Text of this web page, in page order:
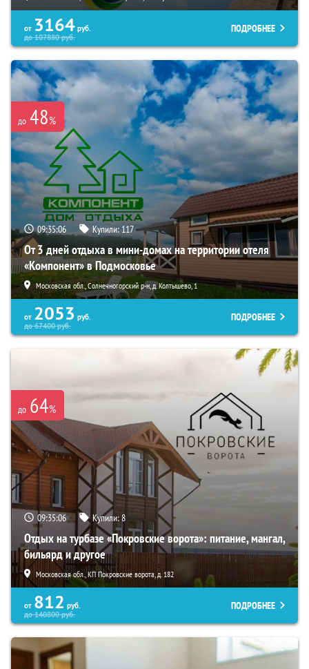
от 3164 руб.
до107880руб.
ПОДРОБНЕЕ
до 48%
09:35:05 Купили: 117
От 3 дней отдыха в мини-домах на территории отеля
«Компонент» в Подмосковье
Московская обл., Солнечногорский р-н, д. Колтышево, 1
от 2053 руб.
до67400руб.
ПОДРОБНЕЕ
до 64%
09:35:05 Купили:8
Отдых на турбазе «Покровские ворота»: питание, мангал,
бильярд и другое
Московская обл., КП Покровские ворота, д. 182
от 812 руб.
до140800руб.
ПОДРОБНЕЕ